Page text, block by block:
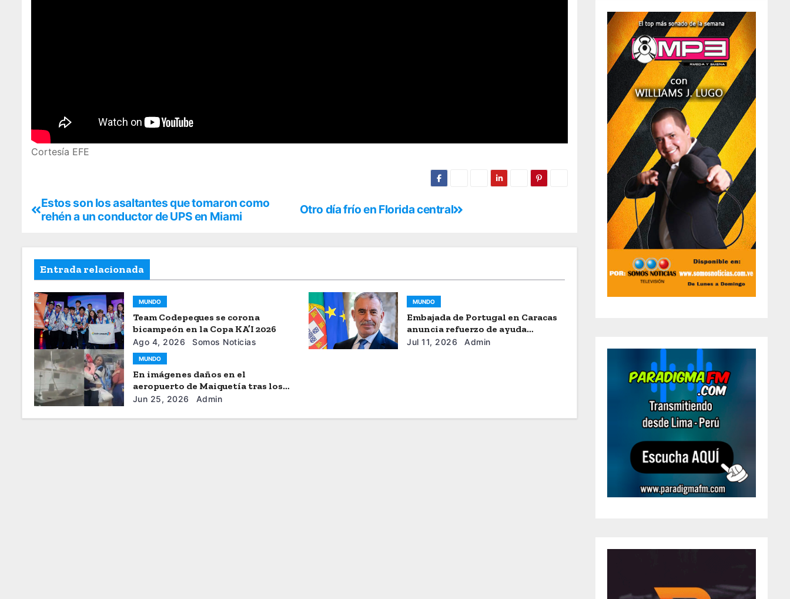
Cortesía EFE
Otro día frío en Florida central
Estos son los asaltantes que tomaron como
rehén a un conductor de UPS en Miami
Entrada relacionada
MUNDO
Team Codepeques se corona
bicampeón en la Copa KA’I 2026
Ago 4, 2026 Somos Noticias
MUNDO
Embajada de Portugal en Caracas
anuncia refuerzo de ayuda
humanitaria
Jul 11, 2026 Admin
MUNDO
En imágenes daños en el
aeropuerto de Maiquetía tras los
sismos
Jun 25, 2026 Admin